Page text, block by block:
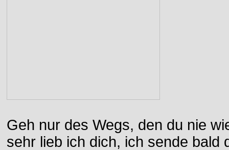
Geh nur des Wegs, den du nie
sehr lieb ich dich, ich sende bald